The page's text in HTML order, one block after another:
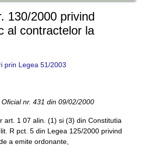
130/2000 privind
al contractelor la
prin Legea 51/2003
nr. 431 din 09/02/2000
art. 1 07 alin. (1) si (3) din Constitutia
R pct. 5 din Legea 125/2000 privind
a emite ordonante,